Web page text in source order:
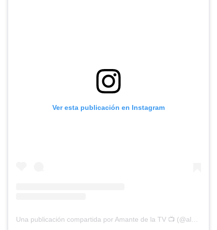
Ver esta publicación en Instagram
Una publicación compartida por Amante de la TV 📺 (@alguien_te_observa)